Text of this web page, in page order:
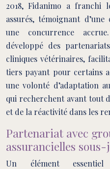
2018, Fidanimo a franchi
assurés, témoignant
une concurrence
développé des
cliniques vétérinaires,
tiers payant pour certains
une volonté d’adaptation
qui recherchent avant tout
et de la réactivité dans les
Partenariat avec
assurancielles sous-
Un élément